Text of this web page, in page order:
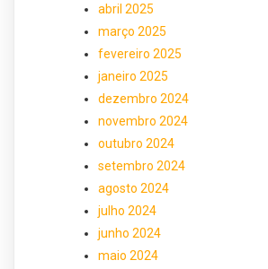
abril 2025
março 2025
fevereiro 2025
janeiro 2025
dezembro 2024
novembro 2024
outubro 2024
setembro 2024
agosto 2024
julho 2024
junho 2024
maio 2024